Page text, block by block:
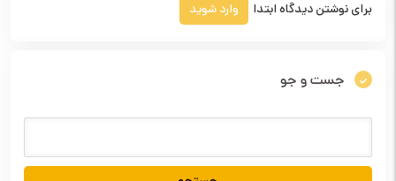
برای نوشتن دیدگاه ابتدا وارد شوید
جست و جو